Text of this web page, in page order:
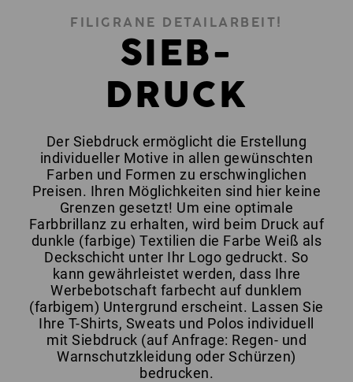
FILIGRANE DETAILARBEIT!
SIEB-
DRUCK
Der Siebdruck ermöglicht die Erstellung
individueller Motive in allen gewünschten
Farben und Formen zu erschwinglichen
Preisen. Ihren Möglichkeiten sind hier keine
Grenzen gesetzt! Um eine optimale
Farbbrillanz zu erhalten, wird beim Druck auf
dunkle (farbige) Textilien die Farbe Weiß als
Deckschicht unter Ihr Logo gedruckt. So
kann gewährleistet werden, dass Ihre
Werbebotschaft farbecht auf dunklem
(farbigem) Untergrund erscheint. Lassen Sie
Ihre T-Shirts, Sweats und Polos individuell
mit Siebdruck (auf Anfrage: Regen- und
Warnschutzkleidung oder Schürzen)
bedrucken.